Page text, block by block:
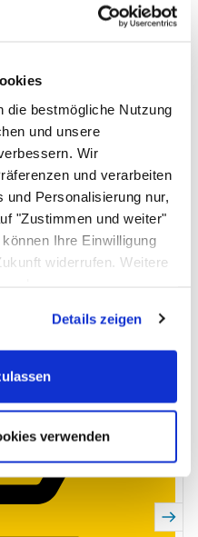
die bestmögliche Nutzung
und unsere
Wir
und verarbeiten
Personalisierung nur,
"Zustimmen und weiter"
Ihre Einwilligung
widerrufen. Weitere
Details zeigen
verwenden
Handtuchhalterung 400